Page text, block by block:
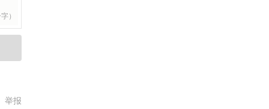
）
举报